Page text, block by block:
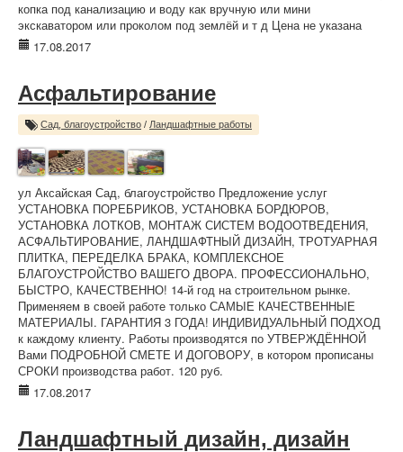
копка под канализацию и воду как вручную или мини
экскаватором или проколом под землёй и т д Цена не указана
17.08.2017
Асфальтирование
Сад, благоустройство / Ландшафтные работы
ул Аксайская Сад, благоустройство Предложение услуг
УСТАНОВКА ПОРЕБРИКОВ, УСТАНОВКА БОРДЮРОВ,
УСТАНОВКА ЛОТКОВ, МОНТАЖ СИСТЕМ ВОДООТВЕДЕНИЯ,
АСФАЛЬТИРОВАНИЕ, ЛАНДШАФТНЫЙ ДИЗАЙН, ТРОТУАРНАЯ
ПЛИТКА, ПЕРЕДЕЛКА БРАКА, КОМПЛЕКСНОЕ
БЛАГОУСТРОЙСТВО ВАШЕГО ДВОРА. ПРОФЕССИОНАЛЬНО,
БЫСТРО, КАЧЕСТВЕННО! 14-й год на строительном рынке.
Применяем в своей работе только САМЫЕ КАЧЕСТВЕННЫЕ
МАТЕРИАЛЫ. ГАРАНТИЯ 3 ГОДА! ИНДИВИДУАЛЬНЫЙ ПОДХОД
к каждому клиенту. Работы производятся по УТВЕРЖДЁННОЙ
Вами ПОДРОБНОЙ СМЕТЕ И ДОГОВОРУ, в котором прописаны
СРОКИ производства работ. 120 руб.
17.08.2017
Ландшафтный дизайн, дизайн